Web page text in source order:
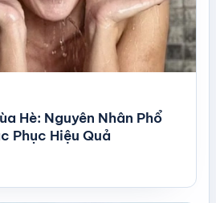
Hè: Nguyên Nhân Phổ
Phục Hiệu Quả